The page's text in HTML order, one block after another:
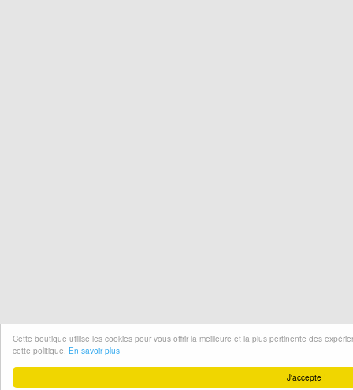
J'accepte !
Cette boutique utilise les cookies pour vous offrir la meilleure et la plus pertinente des
cette politique. En savoir plus